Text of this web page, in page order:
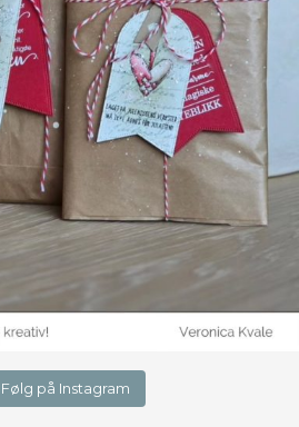
Følg på Instagram